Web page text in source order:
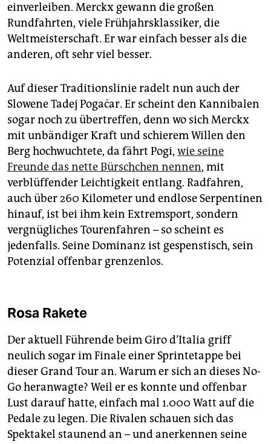
einverleiben. Merckx gewann die großen
Rundfahrten, viele Frühjahrsklassiker, die
Weltmeisterschaft. Er war einfach besser als die
anderen, oft sehr viel besser.
Auf dieser Traditionslinie radelt nun auch der
Slowene Tadej Pogačar. Er scheint den Kannibalen
sogar noch zu übertreffen, denn wo sich Merckx
mit unbändiger Kraft und schierem Willen den
Berg hochwuchtete, da fährt Pogi, wie seine
Freunde das nette Bürschchen nennen, mit
verblüffender Leichtigkeit entlang. Radfahren,
auch über 260 Kilometer und endlose Serpentinen
hinauf, ist bei ihm kein Extremsport, sondern
vergnügliches Tourenfahren – so scheint es
jedenfalls. Seine Dominanz ist gespenstisch, sein
Potenzial offenbar grenzenlos.
Rosa Rakete
Der aktuell Führende beim Giro d’Italia griff
neulich sogar im Finale einer Sprintetappe bei
dieser Grand Tour an. Warum er sich an dieses No-
Go heranwagte? Weil er es konnte und offenbar
Lust darauf hatte, einfach mal 1.000 Watt auf die
Pedale zu legen. Die Rivalen schauen sich das
Spektakel staunend an – und anerkennen seine